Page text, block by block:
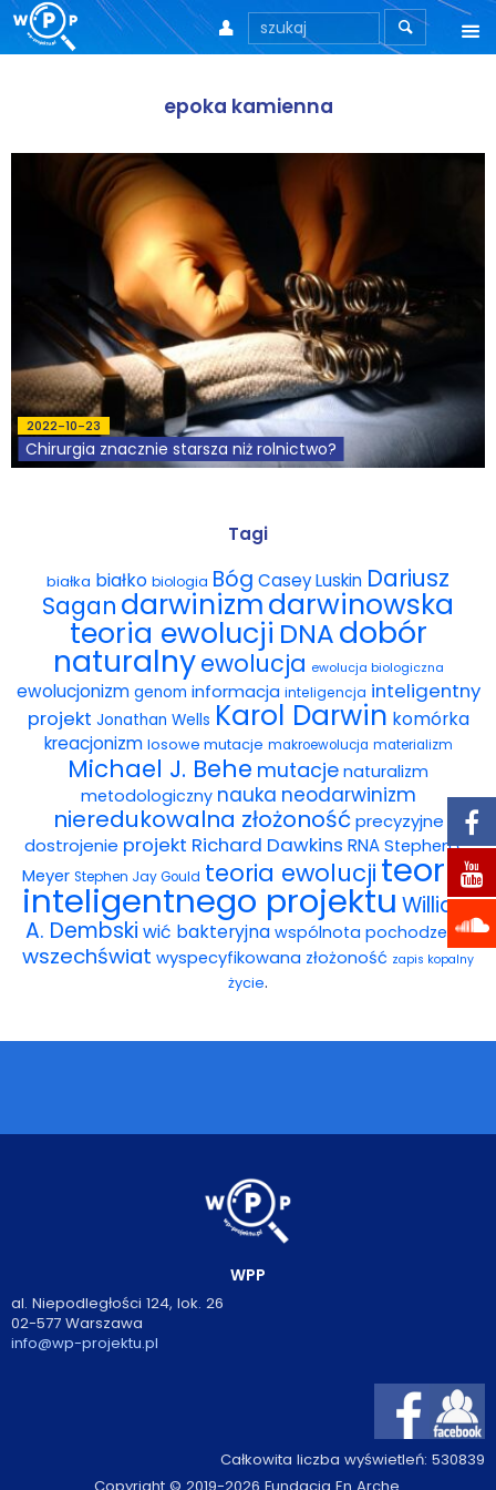

Aktualności
Teksty
Wprowadzenie
Artykuły
Krytyka teorii ID
Wybór tekstów
Dla autorów
Darmowy ebook
Księgarnia
FAQ
Spis tekstów
Filmy
Konferencje, webinaria i debaty
Wywiady i wykłady
Podcasty
O książkach
FAQ
Kontakt
 
epoka kamienna
2022-10-23
Chirurgia znacznie starsza niż rolnictwo?
Tagi
białka białko biologia Bóg Casey Luskin Dariusz
Sagan darwinizmdarwinowska
teoria ewolucji DNAdobór
naturalnyewolucja ewolucja biologiczna
ewolucjonizm genom informacja inteligencja inteligentny
projekt Jonathan Wells Karol Darwin komórka
kreacjonizm losowe mutacje makroewolucja materializm
Michael J. Behe mutacje naturalizm
metodologiczny nauka neodarwinizm
nieredukowalna złożoność precyzyjne
dostrojenie projekt Richard Dawkins RNA Stephen C.
Meyer Stephen Jay Gould teoria ewolucji teoria
inteligentnego projektu William
A. Dembski wić bakteryjna wspólnota pochodzenia
wszechświat wyspecyfikowana złożoność zapis kopalny
życie.
WPP
al. Niepodległości 124, lok. 26
02-577 Warszawa
info@wp-projektu.pl
Całkowita liczba wyświetleń: 530839